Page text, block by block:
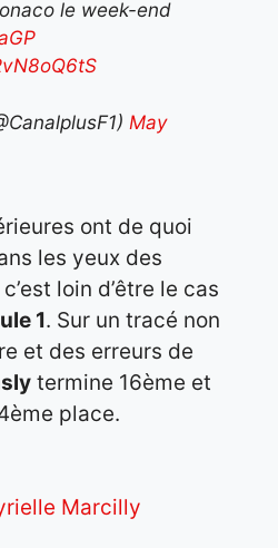
le week-end
May
ont de quoi
les yeux des
loin d’être le cas
1. Sur un tracé non
et des erreurs de
termine 16ème et
place.
Marcilly